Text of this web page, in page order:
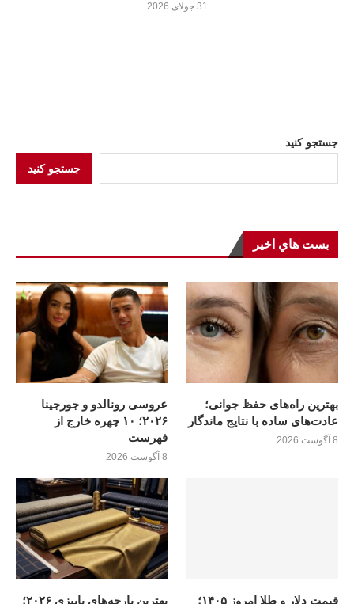
31 جولای 2026
جستجو کنید
جستجو کنید
بست هاي اخير
بهترین راه‌های حفظ جوانی؛
عادت‌های ساده با نتایج ماندگار
8 آگوست 2026
عروسی رونالدو و جورجینا
۲۰۲۶؛ ۱۰ چهره خارج از
فهرست
8 آگوست 2026
قیمت دلار و طلا امروز ۱۴۰۵؛
بهترین پارچه‌های پاییزی ۲۰۲۶؛